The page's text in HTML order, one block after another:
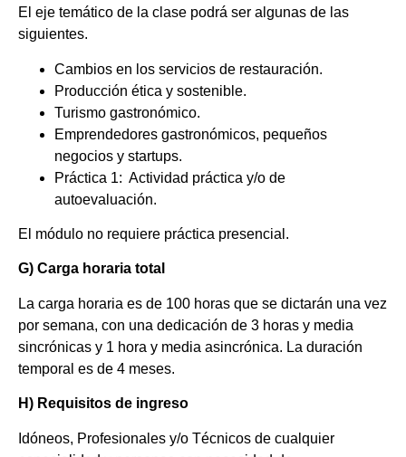
El eje temático de la clase podrá ser algunas de las
siguientes.
Cambios en los servicios de restauración.
Producción ética y sostenible.
Turismo gastronómico.
Emprendedores gastronómicos, pequeños
negocios y startups.
Práctica 1: Actividad práctica y/o de
autoevaluación.
El módulo no requiere práctica presencial.
G) Carga horaria total
La carga horaria es de 100 horas que se dictarán una vez
por semana, con una dedicación de 3 horas y media
sincrónicas y 1 hora y media asincrónica. La duración
temporal es de 4 meses.
H) Requisitos de ingreso
Idóneos, Profesionales y/o Técnicos de cualquier